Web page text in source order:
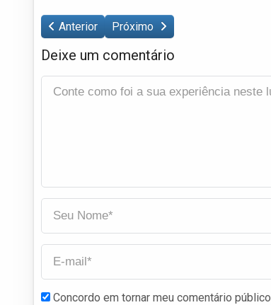
Anterior Próximo
Deixe um comentário
Concordo em tornar meu comentário público